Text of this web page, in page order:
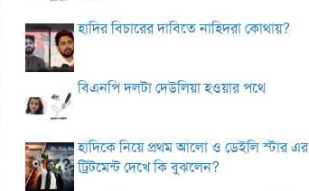
হাদির বিচারের দাবিতে নাহিদরা কোথায়?
বিএনপি দলটা দেউলিয়া হওয়ার পথে
হাদিকে নিয়ে প্রথম আলো ও ডেইলি স্টার এর
ট্রিটমেন্ট দেখে কি বুঝলেন?